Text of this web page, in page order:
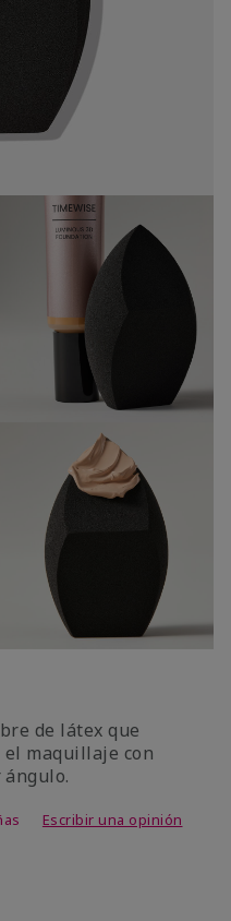
de látex que
maquillaje con
5
Escribir una opinión